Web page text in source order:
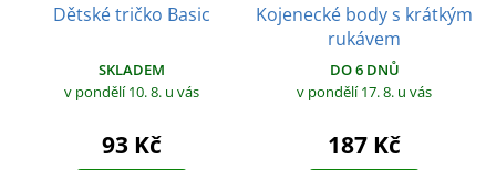
Dětské tričko Basic
SKLADEM
v pondělí 10. 8. u vás
93 Kč
Kojenecké body s krátkým
rukávem
DO 6 DNŮ
v pondělí 17. 8. u vás
187 Kč